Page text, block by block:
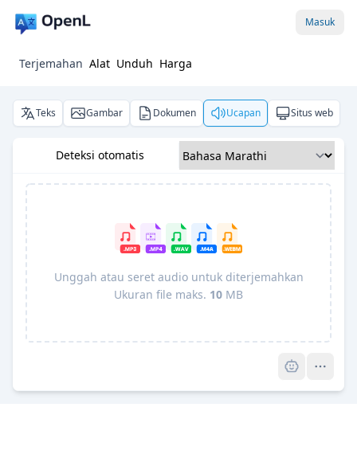
Masuk
Terjemahan Alat Unduh Harga
Teks Gambar Dokumen Ucapan Situs web
Deteksi otomatis
Unggah atau seret audio untuk diterjemahkan
Ukuran file maks. 10 MB